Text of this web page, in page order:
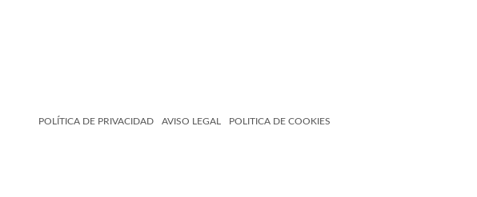
POLÍTICA DE PRIVACIDAD AVISO LEGAL POLITICA DE COOKIES